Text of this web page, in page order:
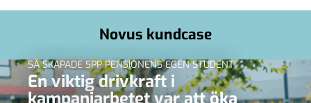
Novus kundcase
SÅ SKAPADE SPP PENSIONENS EGEN STUDENT
En viktig drivkraft i